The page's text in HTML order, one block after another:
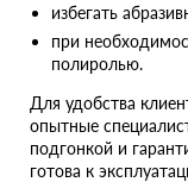
избегать
при
полиролью.
Для удобства
опытные
подгонкой и
готова к